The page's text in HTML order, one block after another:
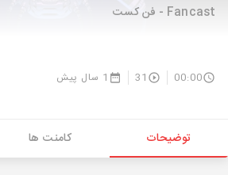
Fancast - فن کست
00:00
31 1 سال پیش
توضیحات کامنت ها